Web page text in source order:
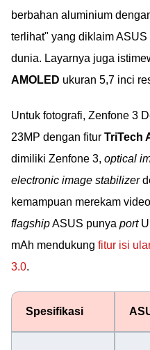
berbahan aluminium
terlihat" yang diklaim
dunia. Layarnya juga
AMOLED ukuran 5,7 inci
Untuk fotografi, Zenfone 3
23MP dengan fitur TriTech
dimiliki Zenfone 3, optical
electronic image stabilizer
kemampuan merekam
flagshipASUS punya port
mAh mendukung fitur isi
3.0.
Spesifikasi